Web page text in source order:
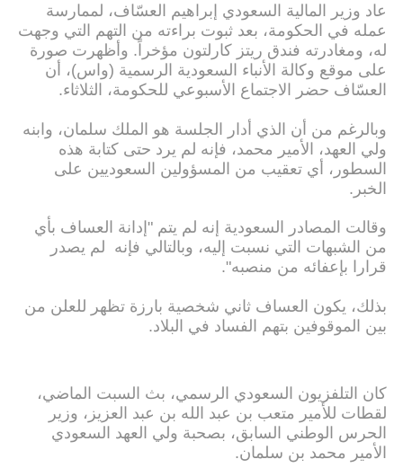
عاد وزير المالية السعودي إبراهيم العسّاف، لممارسة
عمله في الحكومة، بعد ثبوت براءته من التهم التي وجهت
له، ومغادرته فندق ريتز كارلتون مؤخراً. وأظهرت صورة
على موقع وكالة الأنباء السعودية الرسمية (واس)، أن
العسّاف حضر الاجتماع الأسبوعي للحكومة، الثلاثاء.
وبالرغم من أن الذي أدار الجلسة هو الملك سلمان، وابنه
ولي العهد، الأمير محمد، فإنه لم يرد حتى كتابة هذه
السطور، أي تعقيب من المسؤولين السعوديين على
الخبر.
وقالت المصادر السعودية إنه لم يتم "إدانة العساف بأي
من الشبهات التي نسبت إليه، وبالتالي فإنه لم يصدر
قرارا بإعفائه من منصبه".
بذلك، يكون العساف ثاني شخصية بارزة تظهر للعلن من
بين الموقوفين بتهم الفساد في البلاد.
كان التلفزيون السعودي الرسمي، بث السبت الماضي،
لقطات للأمير متعب بن عبد الله بن عبد العزيز، وزير
الحرس الوطني السابق، بصحبة ولي العهد السعودي
الأمير محمد بن سلمان.